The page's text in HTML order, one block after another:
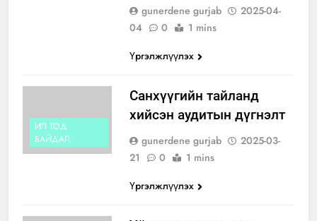
gunerdene gurjab
2025-04-
04
0
1 mins
Үргэлжлүүлэх
ИЛ ТОД
БАЙДАЛ
Санхүүгийн тайланд
хийсэн аудитын дүгнэлт
gunerdene gurjab
2025-03-
21
0
1 mins
Үргэлжлүүлэх